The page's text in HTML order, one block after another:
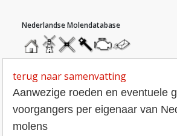
homemolendatabase
roedendatabase
assendatabase
motorendatabase
stuur
een
terug naar samenvatting
Aanwezige roeden en eventuele
voorgangers per eigenaar van
molens